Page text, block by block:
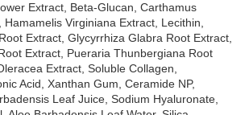
Extract, Beta-Glucan, Carthamus
Hamamelis Virginiana Extract, Lecithin,
Extract, Glycyrrhiza Glabra Root Extract,
Extract, Pueraria Thunbergiana Root
Extract, Soluble Collagen,
Acid, Xanthan Gum, Ceramide NP,
Leaf Juice, Sodium Hyaluronate,